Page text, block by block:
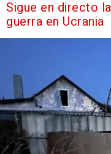
Sigue en directo
guerra en Ucrania